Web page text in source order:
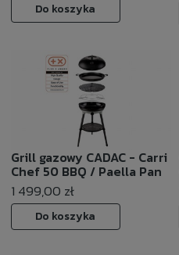
Do koszyka
Grill gazowy CADAC - Carri
Chef 50 BBQ / Paella Pan
1 499,00 zł
Do koszyka